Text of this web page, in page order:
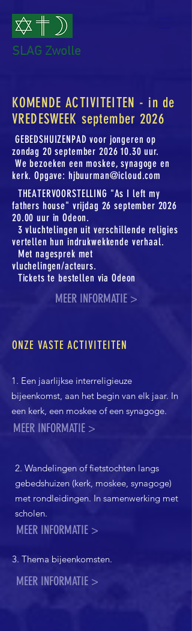
SLAG Zwolle
KOMENDE ACTIVITEITEN - in de
VREDESWEEK september 2026
GEBEDSHUIZENPAD voor jongeren op
zondag 20 september 2026 10.30 uur.
We bezoeken een moskee, synagoge en
kerk. Opgave: hjbuurman@icloud.com
THEATERVOORSTELLING "As I left my
fathers house" vrijdag 26 september 2026
20.00 uur in Odeon.
3 vluchtelingen uit verschillende religies
vertellen hun indrukwekkende verhaal.
Met nagesprek met
vluchelingen/acteurs.
Tickets te bestellen via Odeon
MEER INFORMATIE >
ONZE VASTE ACTIVITEITEN
1. Een jaarlijkse interreligieuze
bijeenkomst, aan het begin van elk jaar. In
een kerk, een moskee of een synagoge.
MEER INFORMATIE >
2. Wandelingen of fietstochten langs
gebedshuizen (kerk, moskee, synagoge)
met rondleidingen. In samenwerking met
scholen.
MEER INFORMATIE >
3. Thema bijeenkomsten.
MEER INFORMATIE >